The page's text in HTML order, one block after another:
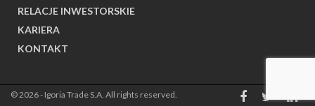
RELACJE INWESTORSKIE
KARIERA
KONTAKT
© 2026 - Igoria Trade S.A. All rights reserved.